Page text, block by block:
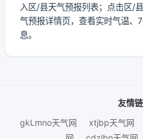
入区/县天气预报列表；点击区/
气预报详情页，查看实时气温、
息。
友情
gkLmno天气网
xtjbp天气网